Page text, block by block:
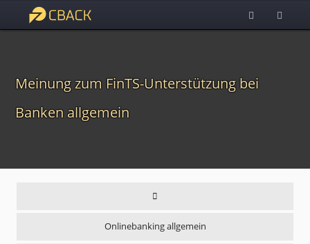
Meinung zum FinTS-Unterstützung bei
Banken allgemein
Onlinebanking allgemein